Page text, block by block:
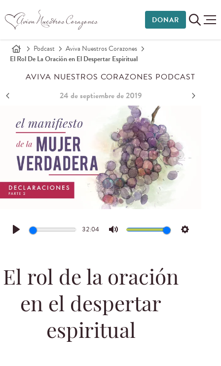
DONAR
Podcast
Aviva Nuestros Corazones
El Rol De La Oración en El Despertar Espiritual
AVIVA NUESTROS CORAZONES PODCAST
24 de septiembre de 2019
Play
32:04
Mute Settings
El rol de la oración
en el despertar
espiritual